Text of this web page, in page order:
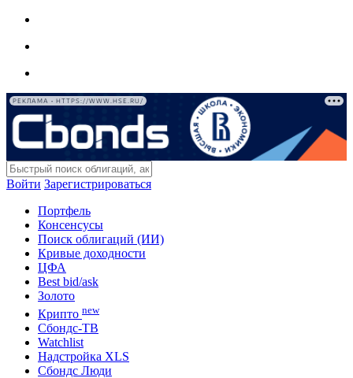
РЕКЛАМА • HTTPS://WWW.HSE.RU/
Войти Зарегистрироваться
Портфель
Консенсусы
Поиск облигаций (ИИ)
Кривые доходности
ЦФА
Best bid/ask
Золото
Крипто new
Сбондс-ТВ
Watchlist
Надстройка XLS
Сбондс Люди